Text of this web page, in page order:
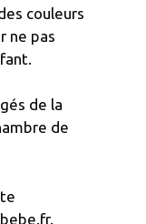
couleurs
ne pas
de la
de